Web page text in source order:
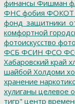
финансы Фишман
ФНС фобия ФОКОТ
комфортной
фотоискусство
ФСБ ФСИН ФСО
Хабаровский край
шайбой Холдоми
хранение
хулиганы целевое
тигр" центр